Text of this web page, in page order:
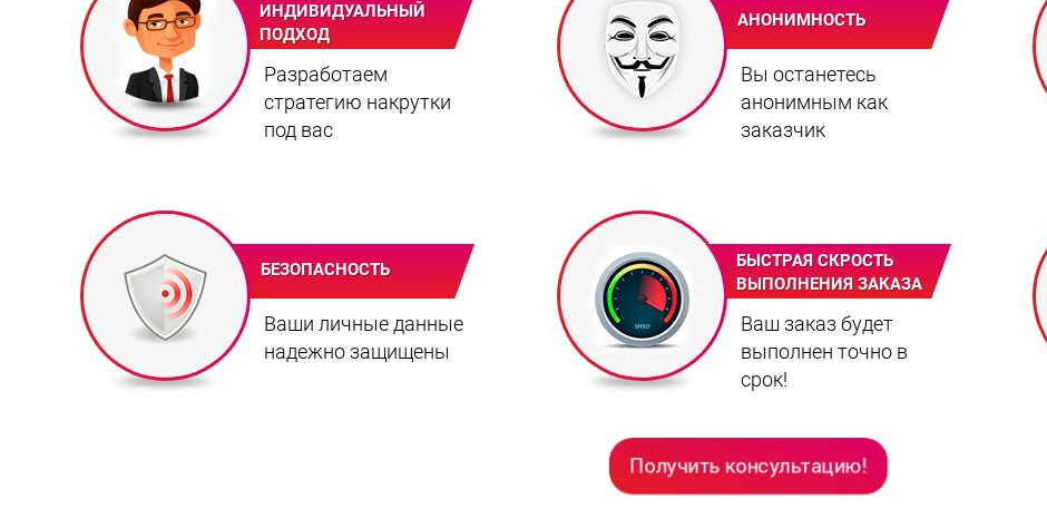
ИНДИВИДУАЛЬНЫЙ
ПОДХОД
Разработаем
стратегию накрутки
под вас
АНОНИМНОСТЬ
Вы останетесь
анонимным как
заказчик
БЕЗОПАСНОСТЬ
Ваши личные данные
надежно защищены
БЫСТРАЯ СКРОСТЬ
ВЫПОЛНЕНИЯ ЗАКАЗА
Ваш заказ будет
выполнен точно в
срок!
Получить консультацию!